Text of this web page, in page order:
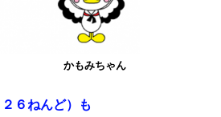
かもみちゃん
６ねんど）も